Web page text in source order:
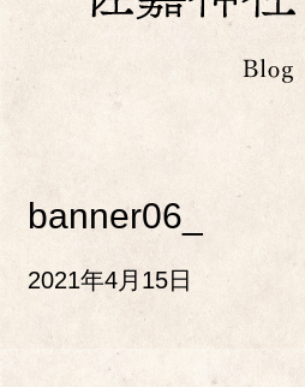
banner06_
2021年4月15日